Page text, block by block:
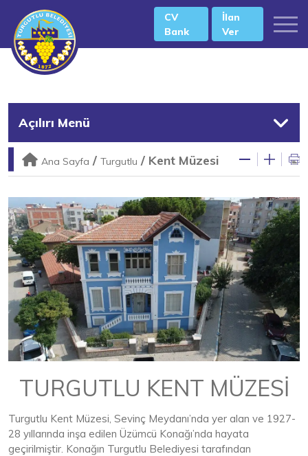
CV
Bank
İlan
Ver
Açılırı Menü
Ana Sayfa / Turgutlu / Kent Müzesi
TURGUTLU KENT MÜZESİ
Turgutlu Kent Müzesi, Sevinç Meydanı’nda yer alan ve 1927-
28 yıllarında inşa edilen Üzümcü Konağı’nda hayata
geçirilmiştir. Konağın Turgutlu Belediyesi tarafından